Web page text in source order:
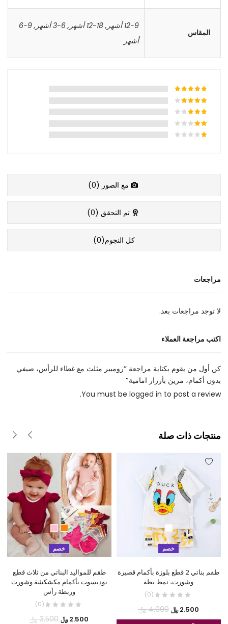
المقاس
12-9 أشهر ,18-12 أشهر ,6-3 أشهر ,
9-6
أشهر
مع الصور (0
)
تم التحقق (0
)
كل النجوم(0
)
مراجعات
لا توجد مراجعات بعد.
اكتب مراجعة العملاء
كن أول من يقوم بكتابة مراجعة “رومبير مثلث مع غطاء للرأس، صيفي
بدون أكمام، مزين بأزرار امامية”
You must be logged in to post a review.
منتجات ذات صلة
خصم
طقم للمواليد البناتي من ثلاث قطع
بوديسوت بأكمام مكشكشة وشورت
وربطة رأس
(0)
2.500 ﷼السعر
3.500 ﷼السعر
خصم
طقم بناتي 2 قطع بلوزة بأكمام قصيرة
وشورت، نمط بطة
(0)
2.500 ﷼ السعر
الحالي
4.000 ﷼السعر
الأصلي